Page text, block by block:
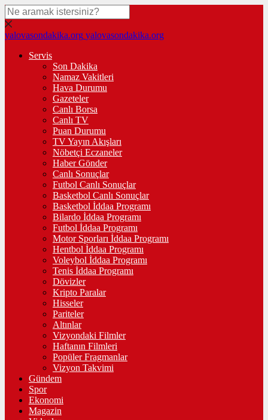
yalovasondakika.org yalovasondakika.org
Servis
Son Dakika
Namaz Vakitleri
Hava Durumu
Gazeteler
Canlı Borsa
Canlı TV
Puan Durumu
TV Yayın Akışları
Nöbetçi Eczaneler
Haber Gönder
Canlı Sonuçlar
Futbol Canlı Sonuçlar
Basketbol Canlı Sonuçlar
Basketbol İddaa Programı
Bilardo İddaa Programı
Futbol İddaa Programı
Motor Sporları İddaa Programı
Hentbol İddaa Programı
Voleybol İddaa Programı
Tenis İddaa Programı
Dövizler
Kripto Paralar
Hisseler
Pariteler
Altınlar
Vizyondaki Filmler
Haftanın Filmleri
Popüler Fragmanlar
Vizyon Takvimi
Gündem
Spor
Ekonomi
Magazin